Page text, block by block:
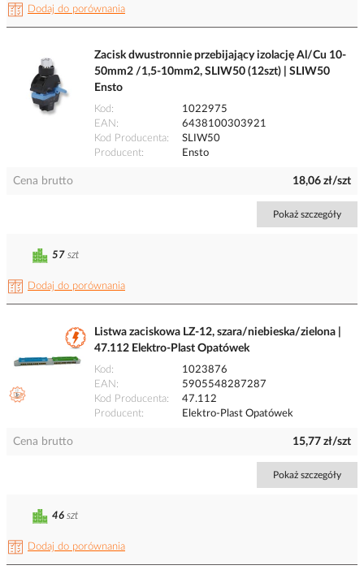
Dodaj do porównania
Zacisk dwustronnie przebijający izolację Al/Cu 10-
50mm2 /1,5-10mm2, SLIW50 (12szt) | SLIW50
Ensto
Kod
1022975
EAN
6438100303921
Kod Producenta
SLIW50
Producent
Ensto
Cena brutto 18,06 zł/szt
Pokaż szczegóły
Dodaj do porównania
57 szt
Listwa zaciskowa LZ-12, szara/niebieska/zielona |
47.112 Elektro-Plast Opatówek
Kod
1023876
EAN
5905548287287
Kod Producenta
47.112
Producent
Elektro-Plast Opatówek
Cena brutto 15,77 zł/szt
Pokaż szczegóły
Dodaj do porównania
46 szt